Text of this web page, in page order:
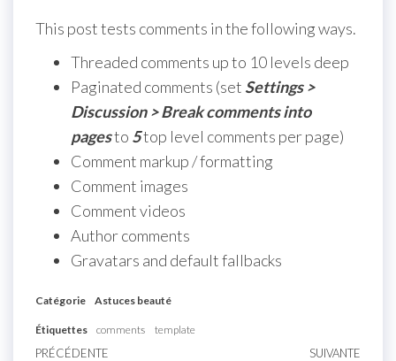
This post tests comments in the following ways.
Threaded comments up to 10 levels deep
Paginated comments (set Settings >
Discussion > Break comments into
pagesto 5top level comments per page)
Comment markup / formatting
Comment images
Comment videos
Author comments
Gravatars and default fallbacks
Catégorie Astuces beauté
Étiquettes comments template
PRÉCÉDENTE SUIVANTE